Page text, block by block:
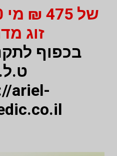
זוג
בכפוף
ariel-